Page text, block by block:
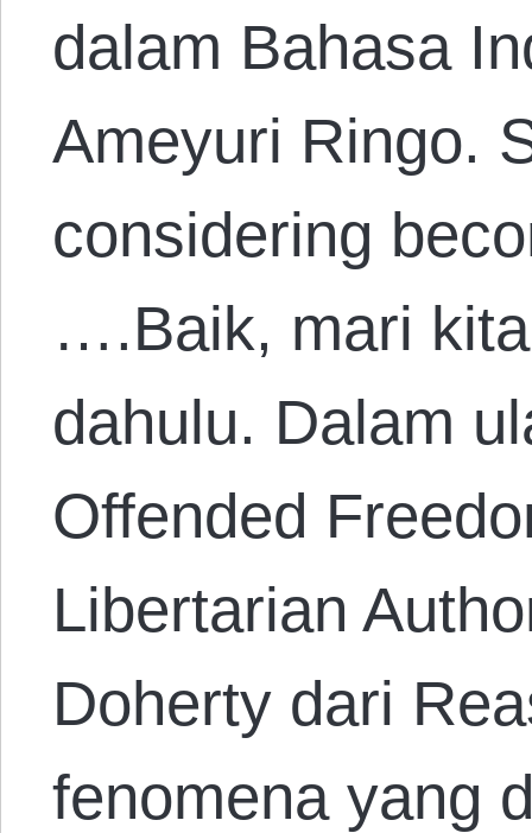
dalam Bahasa
Ameyuri Ringo.
considering
….Baik, mari
dahulu. Dalam
Offended
Libertarian
Doherty dari
fenomena yang